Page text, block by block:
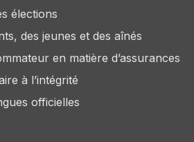
élections
des jeunes et des aînés
en matière d’assurances
à l’intégrité
officielles